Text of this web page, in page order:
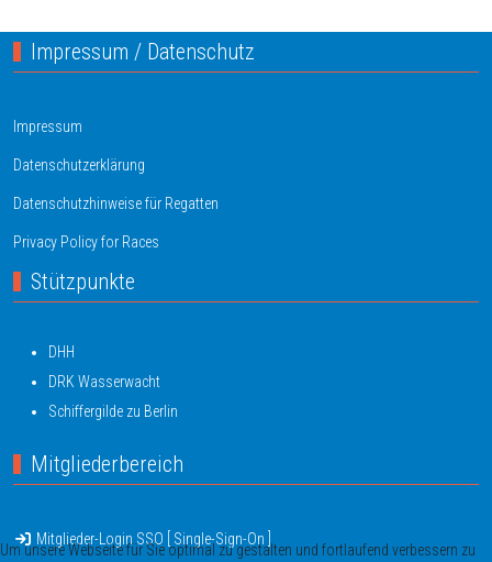
Impressum / Datenschutz
Impressum
Datenschutzerklärung
Datenschutzhinweise für Regatten
Privacy Policy for Races
Stützpunkte
DHH
DRK Wasserwacht
Schiffergilde zu Berlin
Mitgliederbereich
Mitglieder-Login SSO [ Single-Sign-On ]
Um unsere Webseite für Sie optimal zu gestalten und fortlaufend verbessern zu